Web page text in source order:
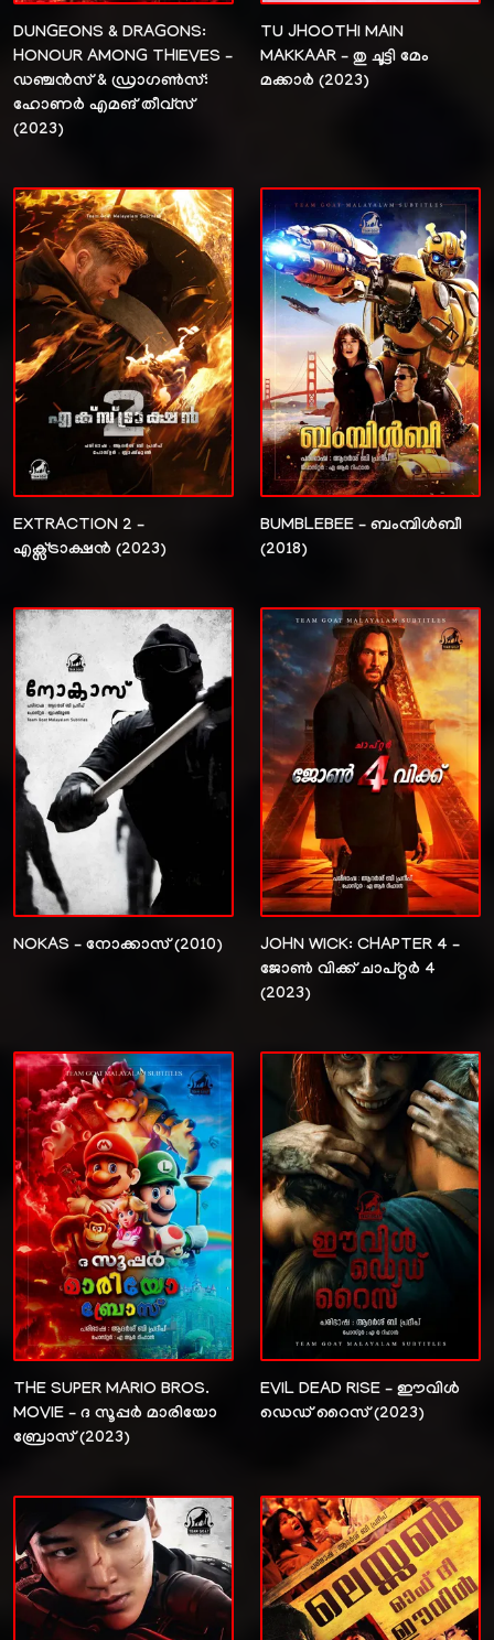
DUNGEONS & DRAGONS:
HONOUR AMONG THIEVES –
ഡഞ്ചൻസ് & ഡ്രാഗൺസ്:
ഹോണർ എമങ് തീവ്സ്
(2023)
TU JHOOTHI MAIN
MAKKAAR – തു ചൂട്ടി മേം
മക്കാർ (2023)
EXTRACTION 2 –
എക്സ്ട്രാക്ഷൻ (2023)
BUMBLEBEE – ബംമ്പിൾബീ
(2018)
NOKAS – നോക്കാസ് (2010)
JOHN WICK: CHAPTER 4 –
ജോൺ വിക്ക് ചാപ്റ്റർ 4
(2023)
THE SUPER MARIO BROS.
MOVIE – ദ സൂപ്പർ മാരിയോ
ബ്രോസ് (2023)
EVIL DEAD RISE – ഈവിൾ
ഡെഡ് റൈസ് (2023)